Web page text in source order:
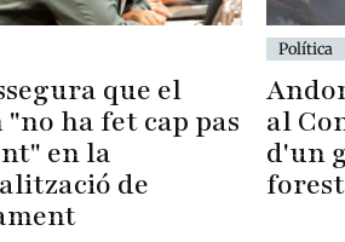
que el
ha fet cap pas
en la
de
Política
al
d'un